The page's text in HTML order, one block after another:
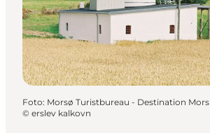
Pianifica il viaggio
Foto: Morsø Turistbureau - Destination Mors
© erslev kalkovn